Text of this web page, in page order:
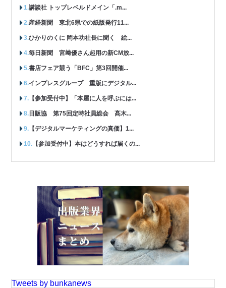
講談社 トップレベルドメイン「.m...
産経新聞 東北6県での紙版発行11...
ひかりのくに 岡本功社長に聞く 絵...
毎日新聞 宮﨑優さん起用の新CM放...
書店フェア競う「BFC」第3回開催...
インプレスグループ 重版にデジタル...
【参加受付中】「本屋に人を呼ぶには...
日販協 第75回定時社員総会 髙木...
【デジタルマーケティングの真価】1...
【参加受付中】本はどうすれば届くの...
Tweets by bunkanews